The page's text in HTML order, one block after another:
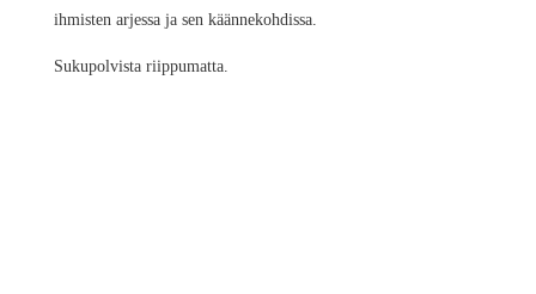
ihmisten arjessa ja sen käännekohdissa.
Sukupolvista riippumatta.